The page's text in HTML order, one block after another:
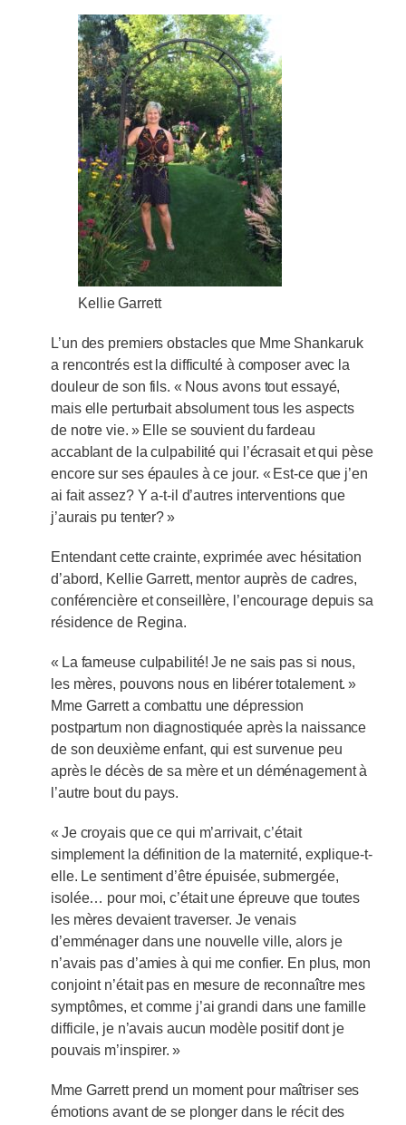
Kellie Garrett
L’un des premiers obstacles que Mme Shankaruk
a rencontrés est la difficulté à composer avec la
douleur de son fils. « Nous avons tout essayé,
mais elle perturbait absolument tous les aspects
de notre vie. » Elle se souvient du fardeau
accablant de la culpabilité qui l’écrasait et qui pèse
encore sur ses épaules à ce jour. « Est-ce que j’en
ai fait assez? Y a-t-il d’autres interventions que
j’aurais pu tenter? »
Entendant cette crainte, exprimée avec hésitation
d’abord, Kellie Garrett, mentor auprès de cadres,
conférencière et conseillère, l’encourage depuis sa
résidence de Regina.
« La fameuse culpabilité! Je ne sais pas si nous,
les mères, pouvons nous en libérer totalement. »
Mme Garrett a combattu une dépression
postpartum non diagnostiquée après la naissance
de son deuxième enfant, qui est survenue peu
après le décès de sa mère et un déménagement à
l’autre bout du pays.
« Je croyais que ce qui m’arrivait, c’était
simplement la définition de la maternité, explique-t-
elle. Le sentiment d’être épuisée, submergée,
isolée… pour moi, c’était une épreuve que toutes
les mères devaient traverser. Je venais
d’emménager dans une nouvelle ville, alors je
n’avais pas d’amies à qui me confier. En plus, mon
conjoint n’était pas en mesure de reconnaître mes
symptômes, et comme j’ai grandi dans une famille
difficile, je n’avais aucun modèle positif dont je
pouvais m’inspirer. »
Mme Garrett prend un moment pour maîtriser ses
émotions avant de se plonger dans le récit des